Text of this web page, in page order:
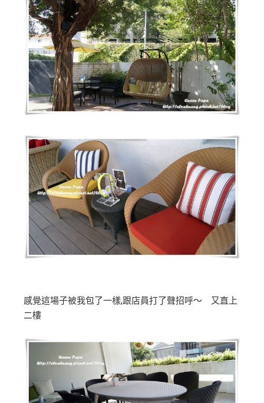
感覺這場子被我包了一樣,跟店員打了聲招呼～ 又直上
二樓